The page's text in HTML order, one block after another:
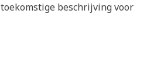
beschrijving voor